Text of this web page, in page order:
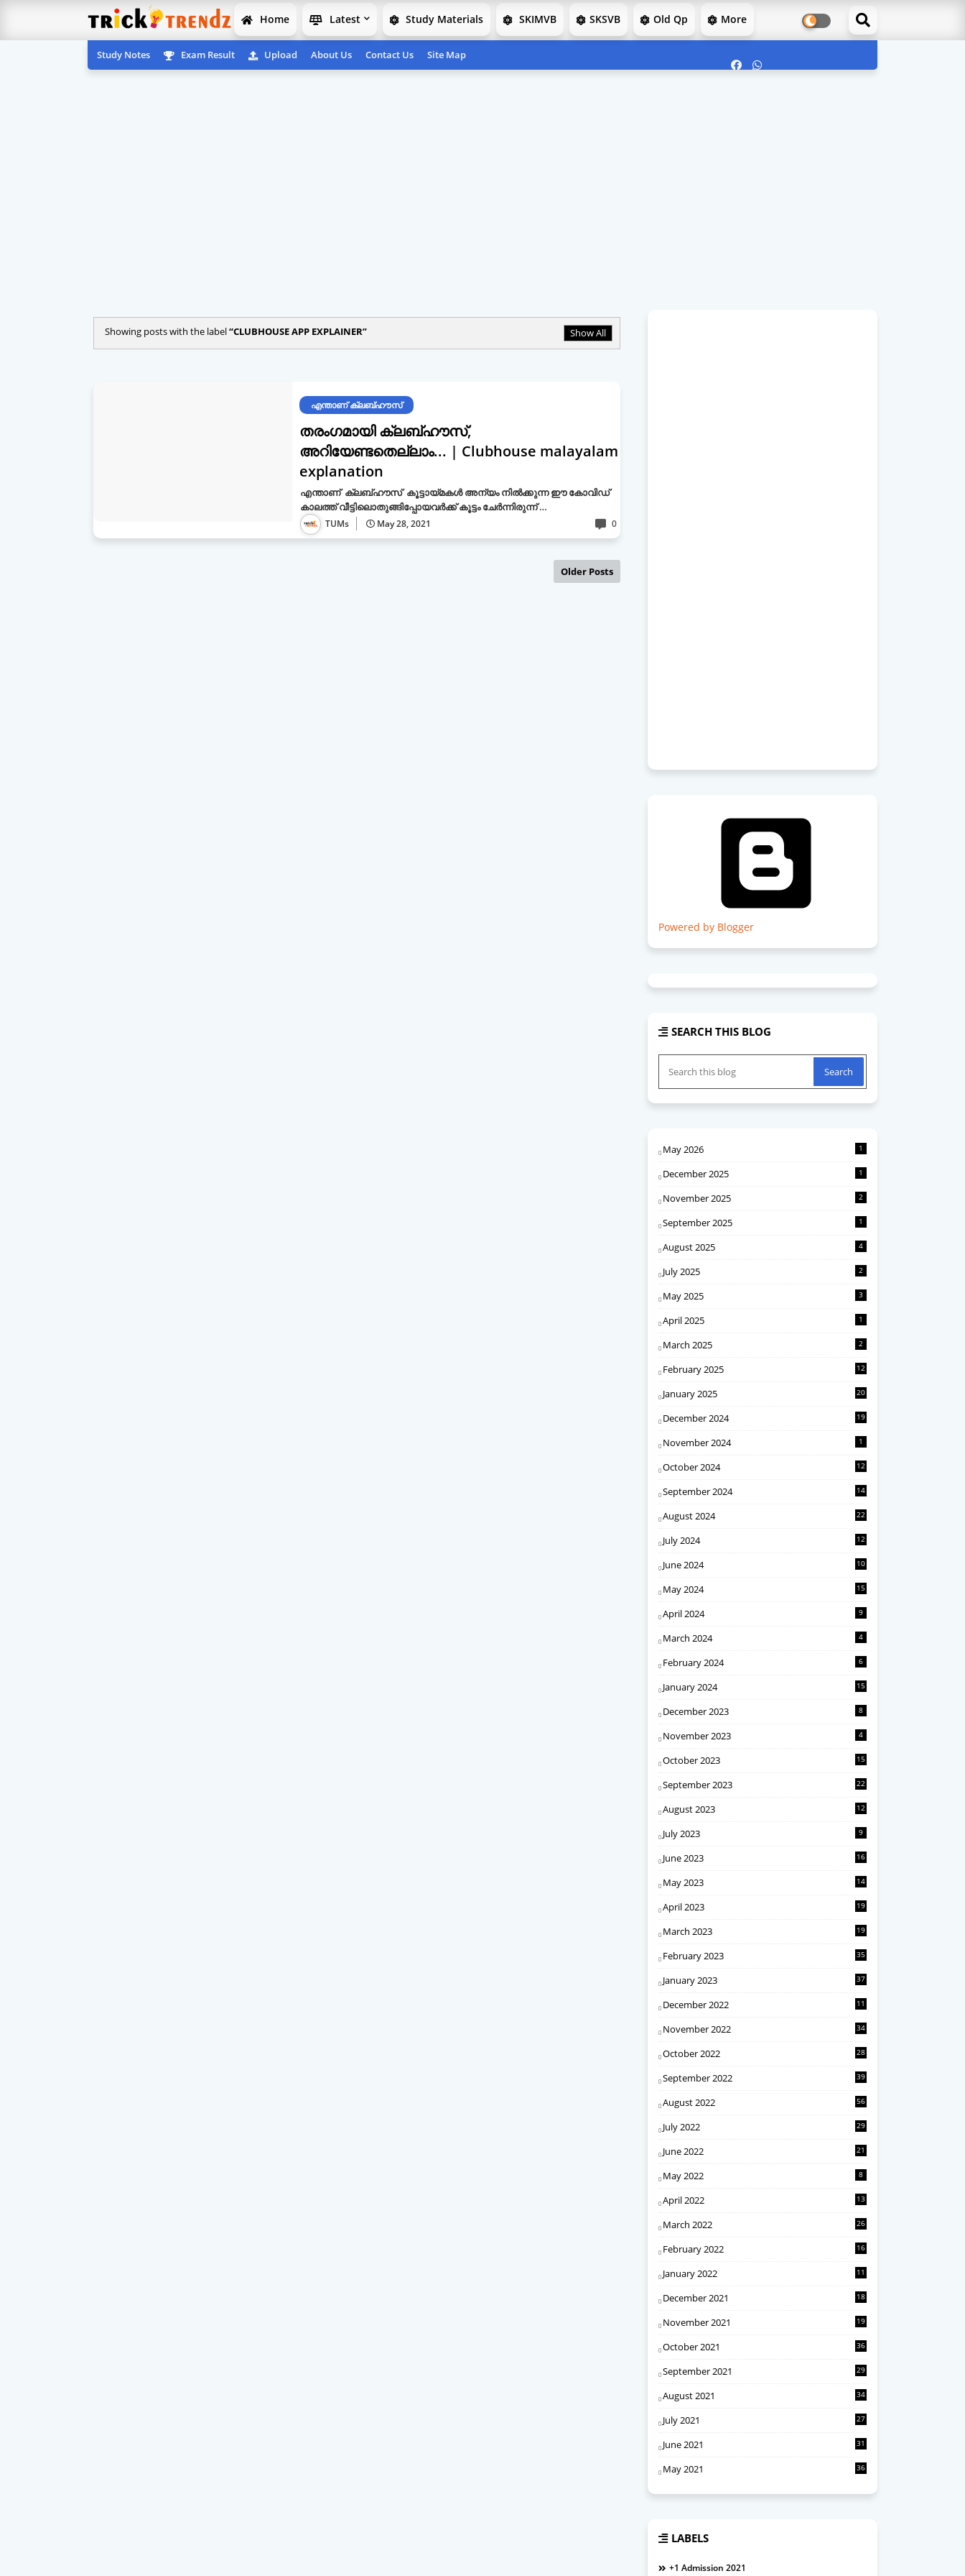
Home Latest Study Materials SKIMVB SKSVB Old Qp More
Study Notes Exam Result Upload About Us Contact Us Site Map
Showing posts with the label CLUBHOUSE APP EXPLAINER Show All
എന്താണ് ക്ലബ്ഹൗസ്
തരംഗമായി ക്ലബ്ഹൗസ്,
അറിയേണ്ടതെല്ലാം... | Clubhouse malayalam
explanation
എന്താണ് ക്ലബ്ഹൗസ് കൂട്ടായ്മകള്‍ അന്യം നിൽക്കുന്ന ഈ കോവിഡ്
കാലത്ത് വീട്ടിലൊതുങ്ങിപ്പോയവര്‍ക്ക് കൂട്ടം ചേര്‍ന്നിരുന്ന് …
TUMs May 28, 2021 0
Older Posts
Powered by Blogger
SEARCH THIS BLOG
May 2026 1
December 2025 1
November 2025 2
September 2025 1
August 2025 4
July 2025 2
May 2025 3
April 2025 1
March 2025 2
February 2025 12
January 2025 20
December 2024 19
November 2024 1
October 2024 12
September 2024 14
August 2024 22
July 2024 12
June 2024 10
May 2024 15
April 2024 9
March 2024 4
February 2024 6
January 2024 15
December 2023 8
November 2023 4
October 2023 15
September 2023 22
August 2023 12
July 2023 9
June 2023 16
May 2023 14
April 2023 19
March 2023 19
February 2023 35
January 2023 37
December 2022 11
November 2022 34
October 2022 28
September 2022 39
August 2022 56
July 2022 29
June 2022 21
May 2022 8
April 2022 13
March 2022 26
February 2022 16
January 2022 11
December 2021 18
November 2021 19
October 2021 36
September 2021 29
August 2021 34
July 2021 27
June 2021 31
May 2021 36
LABELS
+1 Admission 2021